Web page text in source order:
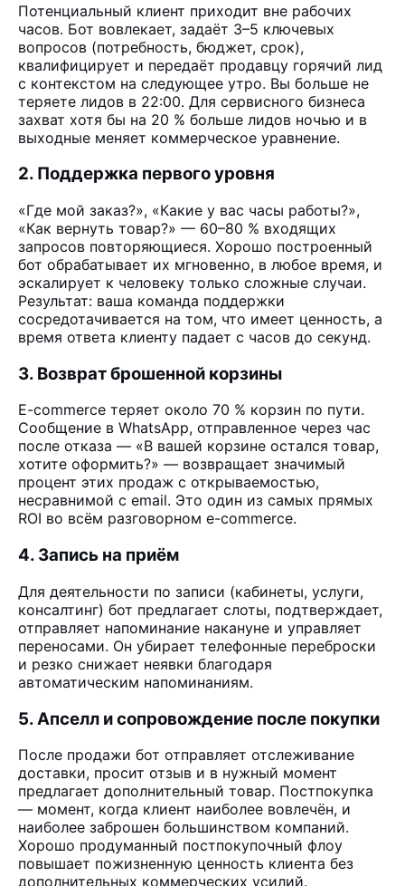
Потенциальный клиент приходит вне рабочих
часов. Бот вовлекает, задаёт 3–5 ключевых
вопросов (потребность, бюджет, срок),
квалифицирует и передаёт продавцу горячий лид
с контекстом на следующее утро. Вы больше не
теряете лидов в 22:00. Для сервисного бизнеса
захват хотя бы на 20 % больше лидов ночью и в
выходные меняет коммерческое уравнение.
2. Поддержка первого уровня
«Где мой заказ?», «Какие у вас часы работы?»,
«Как вернуть товар?» — 60–80 % входящих
запросов повторяющиеся. Хорошо построенный
бот обрабатывает их мгновенно, в любое время, и
эскалирует к человеку только сложные случаи.
Результат: ваша команда поддержки
сосредотачивается на том, что имеет ценность, а
время ответа клиенту падает с часов до секунд.
3. Возврат брошенной корзины
E-commerce теряет около 70 % корзин по пути.
Сообщение в WhatsApp, отправленное через час
после отказа — «В вашей корзине остался товар,
хотите оформить?» — возвращает значимый
процент этих продаж с открываемостью,
несравнимой с email. Это один из самых прямых
ROI во всём разговорном e-commerce.
4. Запись на приём
Для деятельности по записи (кабинеты, услуги,
консалтинг) бот предлагает слоты, подтверждает,
отправляет напоминание накануне и управляет
переносами. Он убирает телефонные переброски
и резко снижает неявки благодаря
автоматическим напоминаниям.
5. Апселл и сопровождение после покупки
После продажи бот отправляет отслеживание
доставки, просит отзыв и в нужный момент
предлагает дополнительный товар. Постпокупка
— момент, когда клиент наиболее вовлечён, и
наиболее заброшен большинством компаний.
Хорошо продуманный постпокупочный флоу
повышает пожизненную ценность клиента без
дополнительных коммерческих усилий.